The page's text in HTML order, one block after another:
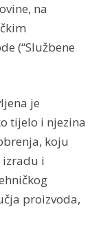
na
(“Službene
je
tijelo i njezina
koju
izradu i
proizvoda,